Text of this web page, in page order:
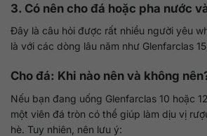
3. Có nên cho đá hoặc pha nước
Đây là câu hỏi được rất nhiều người yêu
là với các dòng lâu năm như Glenfarclas
Cho đá: Khi nào nên và không
Nếu bạn đang uống Glenfarclas 10 hoặc
một viên đá tròn có thể giúp làm dịu vị
hè. Tuy nhiên, nên lưu ý: